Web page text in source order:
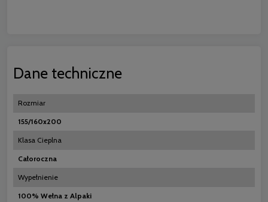
Dane techniczne
Rozmiar
155/160x200
Klasa Cieplna
Całoroczna
Wypełnienie
100% Wełna z Alpaki